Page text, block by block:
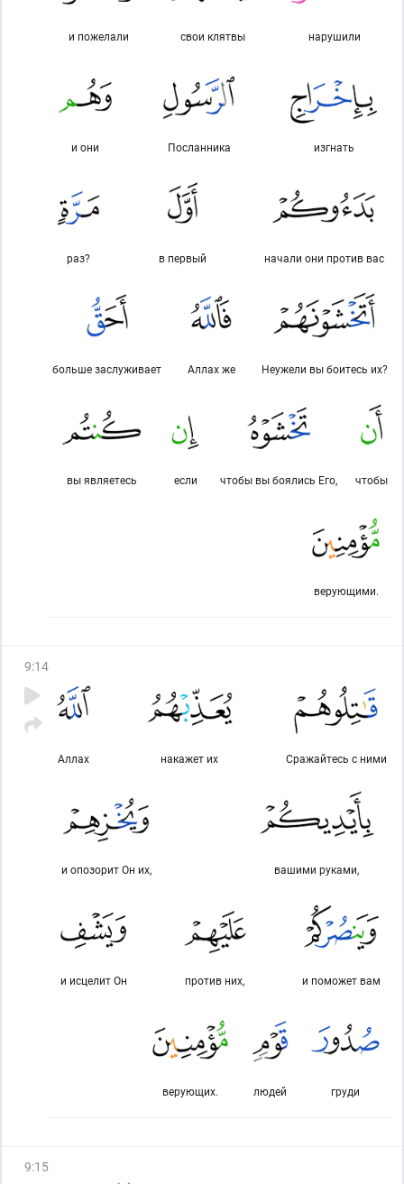
нарушили
свои клятвы
и пожелали
изгнать
Посланника
и они
начали они против вас
в первый
раз?
Неужели вы боитесь их?
Аллах же
больше заслуживает
чтобы
чтобы вы боялись Его,
если
вы являетесь
верующими.
9:14
Сражайтесь с ними
накажет их
Аллах
вашими руками,
и опозорит Он их,
и поможет вам
против них,
и исцелит Он
груди
людей
верующих.
9:15